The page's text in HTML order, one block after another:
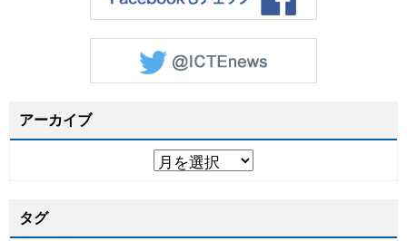
アーカイブ
タグ